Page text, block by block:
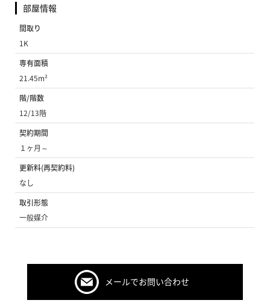
部屋情報
間取り
1K
専有面積
21.45m²
階/階数
12/13階
契約期間
１ヶ月～
更新料(再契約料)
なし
取引形態
一般媒介
メールでお問い合わせ